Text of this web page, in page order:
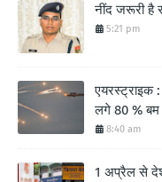
नींद जरूरी है
5:21 pm
एयरस्ट्राइक
लगे 80 % बम
8:40 am
1 अप्रैल से देश